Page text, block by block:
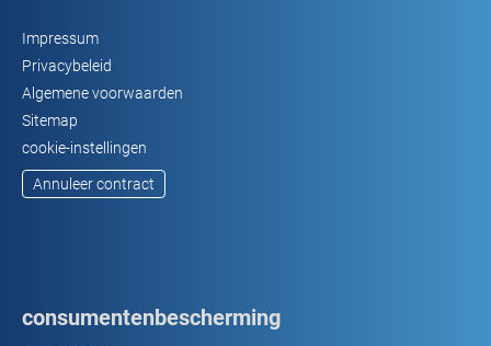
Impressum
Privacybeleid
Algemene voorwaarden
Sitemap
cookie-instellingen
Annuleer contract
consumentenbescherming